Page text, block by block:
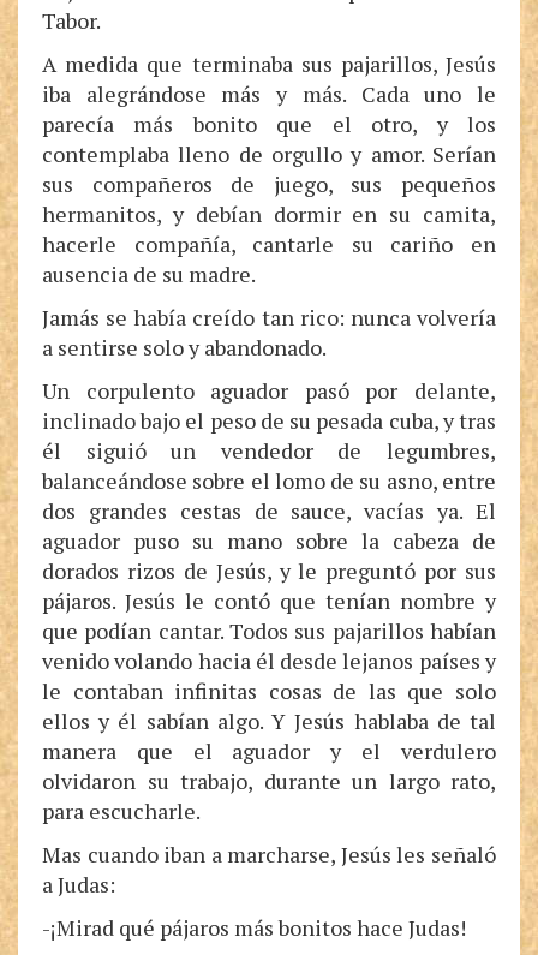
Tabor.
A medida que terminaba sus pajarillos, Jesús
iba alegrándose más y más. Cada uno le
parecía más bonito que el otro, y los
contemplaba lleno de orgullo y amor. Serían
sus compañeros de juego, sus pequeños
hermanitos, y debían dormir en su camita,
hacerle compañía, cantarle su cariño en
ausencia de su madre.
Jamás se había creído tan rico: nunca volvería
a sentirse solo y abandonado.
Un corpulento aguador pasó por delante,
inclinado bajo el peso de su pesada cuba, y tras
él siguió un vendedor de legumbres,
balanceándose sobre el lomo de su asno, entre
dos grandes cestas de sauce, vacías ya. El
aguador puso su mano sobre la cabeza de
dorados rizos de Jesús, y le preguntó por sus
pájaros. Jesús le contó que tenían nombre y
que podían cantar. Todos sus pajarillos habían
venido volando hacia él desde lejanos países y
le contaban infinitas cosas de las que solo
ellos y él sabían algo. Y Jesús hablaba de tal
manera que el aguador y el verdulero
olvidaron su trabajo, durante un largo rato,
para escucharle.
Mas cuando iban a marcharse, Jesús les señaló
a Judas:
-¡Mirad qué pájaros más bonitos hace Judas!